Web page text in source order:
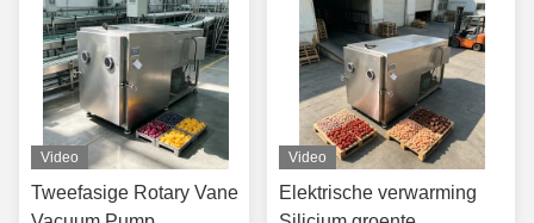
Video
Tweefasige Rotary Vane
Video
Elektrische verwarming